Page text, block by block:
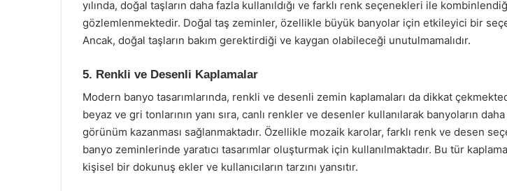
yılında, doğal taşların daha fazla kullanıldığı ve farklı renk seçenekleri ile
gözlemlenmektedir. Doğal taş zeminler, özellikle büyük banyolar için etkileyici bir
Ancak, doğal taşların bakım gerektirdiği ve kaygan olabileceği unutulmamalıdır.
5. Renkli ve Desenli Kaplamalar
Modern banyo tasarımlarında, renkli ve desenli zemin kaplamaları da dikkat
beyaz ve gri tonlarının yanı sıra, canlı renkler ve desenler kullanılarak banyoların
görünüm kazanması sağlanmaktadır. Özellikle mozaik karolar, farklı renk ve desen
banyo zeminlerinde yaratıcı tasarımlar oluşturmak için kullanılmaktadır. Bu tür
kişisel bir dokunuş ekler ve kullanıcıların tarzını yansıtır.